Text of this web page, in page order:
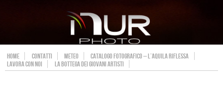
HOME CONTATTI METEO
CATALOGO FOTOGRAFICO – L’AQUILA RIFLESSA
LAVORA CON NOI
LA BOTTEGA DEI GIOVANI ARTISTI